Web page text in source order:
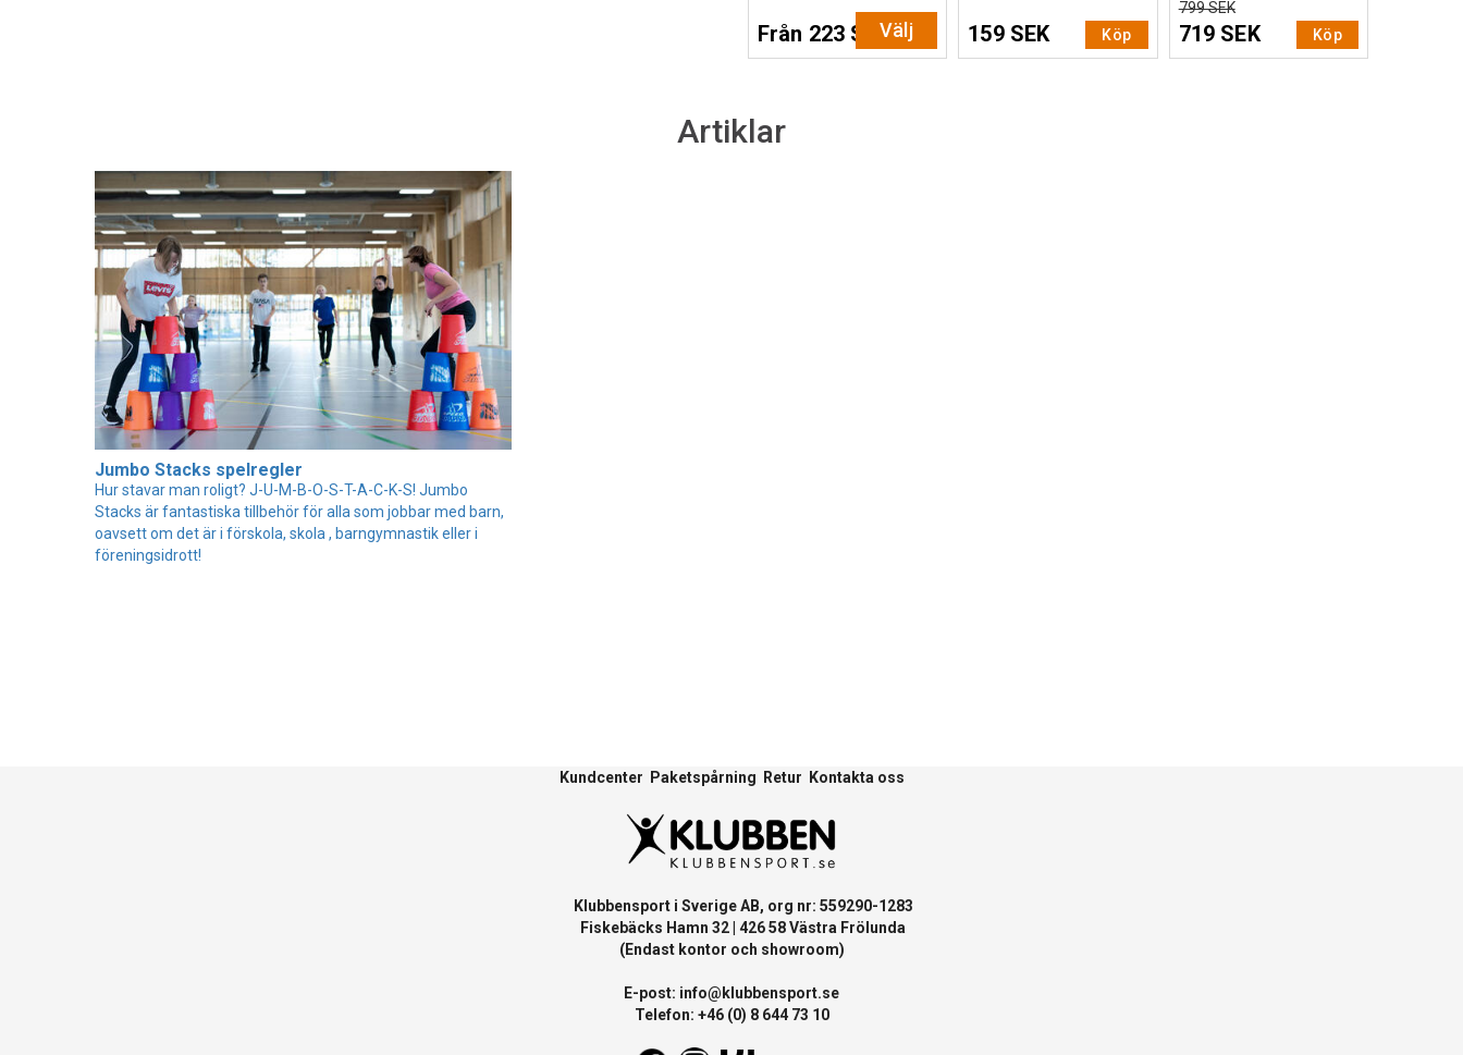
Från 223 SEKVälj 159 SEK Köp
799 SEK
719 SEK Köp
Artiklar
Jumbo Stacks spelregler
Hur stavar man roligt? J-U-M-B-O-S-T-A-C-K-S! Jumbo
Stacks är fantastiska tillbehör för alla som jobbar med barn,
oavsett om det är i förskola, skola , barngymnastik eller i
föreningsidrott!
Kundcenter Paketspårning Retur Kontakta oss
Klubbensport i Sverige AB, org nr: 559290-1283
Fiskebäcks Hamn 32 | 426 58 Västra Frölunda
(Endast kontor och showroom)
E-post: info@klubbensport.se
Telefon: +46 (0) 8 644 73 10